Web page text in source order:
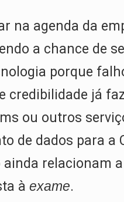
na agenda da
a chance de
porque
credibilidade já
ou outros
de dados para a
relacionam
à exame.